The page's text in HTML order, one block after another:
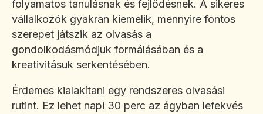
folyamatos tanulásnak és fejlődésnek. A sikeres
vállalkozók gyakran kiemelik, mennyire fontos
szerepet játszik az olvasás a
gondolkodásmódjuk formálásában és a
kreativitásuk serkentésében.
Érdemes kialakítani egy rendszeres olvasási
rutint. Ez lehet napi 30 perc az ágyban lefekvés